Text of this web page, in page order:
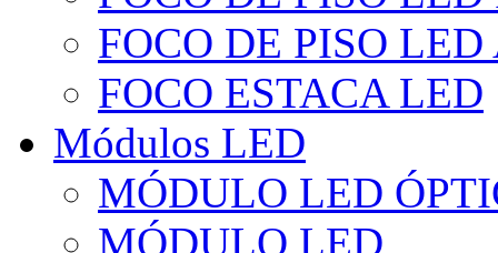
FOCO DE PISO
FOCO ESTACA LED
Módulos LED
MÓDULO LED
MÓDULO LED